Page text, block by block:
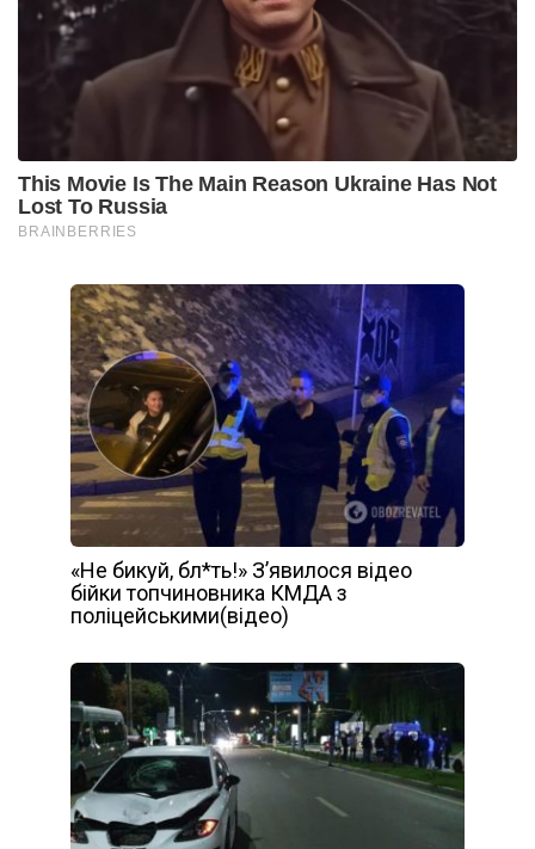
«Не бикуй, бл*ть!» З’явилося відео
бійки топчиновника КМДА з
поліцейськими(відео)